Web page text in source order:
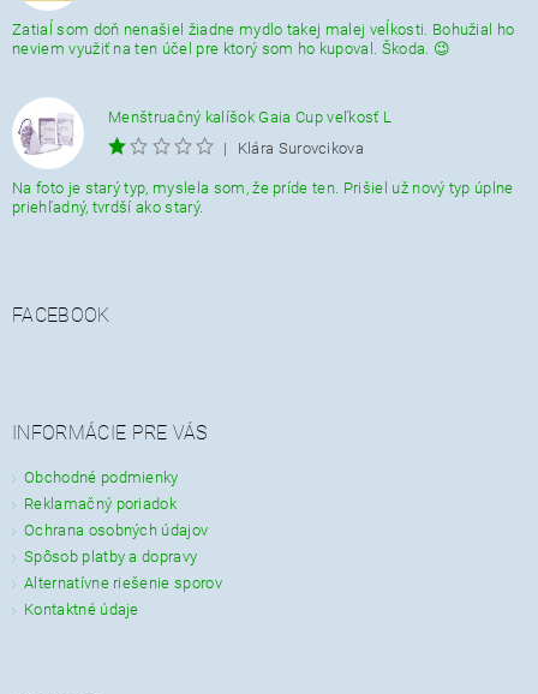
Zatiaĺ som doň nenašiel žiadne mydlo takej malej veĺkosti. Bohužial ho
neviem využiť na ten účel pre ktorý som ho kupoval. Škoda. 😉
Menštruačný kalíšok Gaia Cup veľkosť L
|
Klára Surovcikova
Na foto je starý typ, myslela som, že príde ten. Prišiel už nový typ úplne
priehľadný, tvrdší ako starý.
FACEBOOK
INFORMÁCIE PRE VÁS
Obchodné podmienky
Reklamačný poriadok
Ochrana osobných údajov
Spôsob platby a dopravy
Alternatívne riešenie sporov
Kontaktné údaje